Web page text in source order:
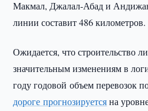
Макмал, Джалал-Абад и
линии составит 486 километров.
Ожидается, что строительство
значительным изменениям в
году годовой объем перевозок
дороге прогнозируетсяна